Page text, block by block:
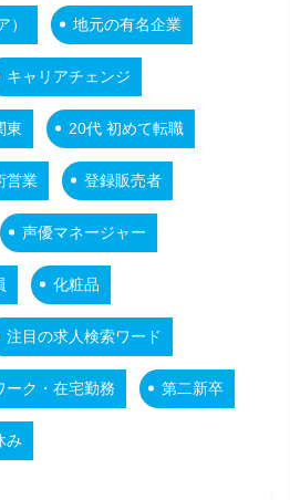
地元の有名企業
キャリアチェンジ
東 20代 初めて転職
営業 登録販売者
声優マネージャー
化粧品
注目の求人検索ワード
ーク・在宅勤務 第二新卒
み